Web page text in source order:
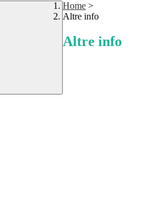
Home >
Altre info
Altre info